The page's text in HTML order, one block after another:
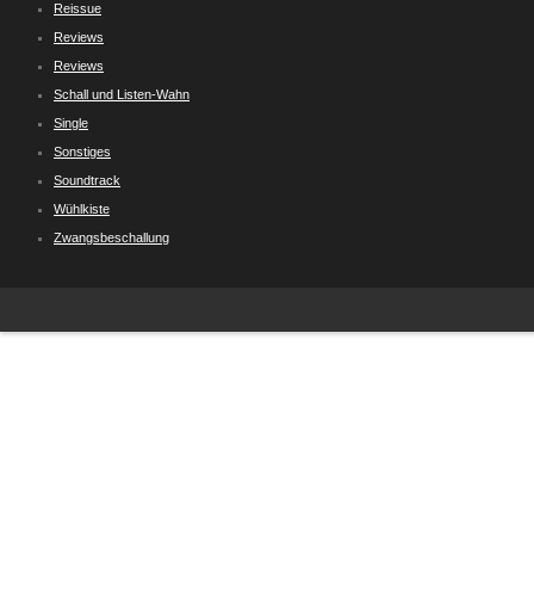
Reissue
Reviews
Reviews
Schall und Listen-Wahn
Single
Sonstiges
Soundtrack
Wühlkiste
Zwangsbeschallung